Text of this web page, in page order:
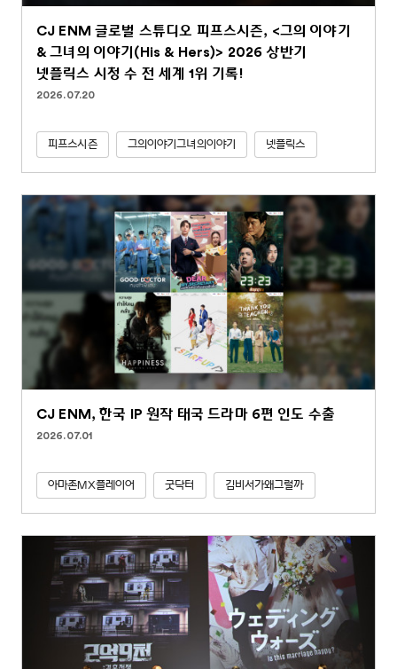
CJ ENM 글로벌 스튜디오 피프스시즌, <그의 이야기
& 그녀의 이야기(His & Hers)> 2026 상반기
넷플릭스 시청 수 전 세계 1위 기록!
2026.07.20
피프스시즌 그의이야기그녀의이야기 넷플릭스
CJ ENM, 한국 IP 원작 태국 드라마 6편 인도 수출
2026.07.01
아마존MX플레이어 굿닥터 김비서가왜그럴까